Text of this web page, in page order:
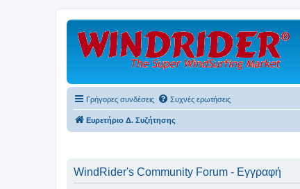
Γρήγορες συνδέσεις Συχνές ερωτήσεις
Ευρετήριο Δ. Συζήτησης
WindRider's Community Forum - Εγγραφή